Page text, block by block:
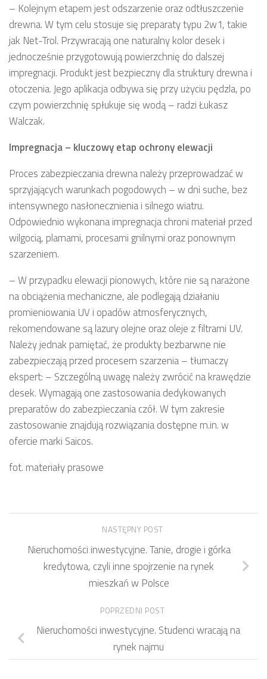
– Kolejnym etapem jest odszarzenie oraz odtłuszczenie
drewna. W tym celu stosuje się preparaty typu 2w1, takie
jak Net-Trol. Przywracają one naturalny kolor desek i
jednocześnie przygotowują powierzchnię do dalszej
impregnacji. Produkt jest bezpieczny dla struktury drewna i
otoczenia. Jego aplikacja odbywa się przy użyciu pędzla, po
czym powierzchnię spłukuje się wodą – radzi Łukasz
Walczak.
Impregnacja – kluczowy etap ochrony elewacji
Proces zabezpieczania drewna należy przeprowadzać w
sprzyjających warunkach pogodowych – w dni suche, bez
intensywnego nasłonecznienia i silnego wiatru.
Odpowiednio wykonana impregnacja chroni materiał przed
wilgocią, plamami, procesami gnilnymi oraz ponownym
szarzeniem.
– W przypadku elewacji pionowych, które nie są narażone
na obciążenia mechaniczne, ale podlegają działaniu
promieniowania UV i opadów atmosferycznych,
rekomendowane są lazury olejne oraz oleje z filtrami UV.
Należy jednak pamiętać, że produkty bezbarwne nie
zabezpieczają przed procesem szarzenia – tłumaczy
ekspert: – Szczególną uwagę należy zwrócić na krawędzie
desek. Wymagają one zastosowania dedykowanych
preparatów do zabezpieczania czół. W tym zakresie
zastosowanie znajdują rozwiązania dostępne m.in. w
ofercie marki Saicos.
fot. materiały prasowe
NASTĘPNY POST
Nieruchomości inwestycyjne. Tanie, drogie i górka
kredytowa, czyli inne spojrzenie na rynek
mieszkań w Polsce
POPRZEDNI POST
Nieruchomości inwestycyjne. Studenci wracają na
rynek najmu